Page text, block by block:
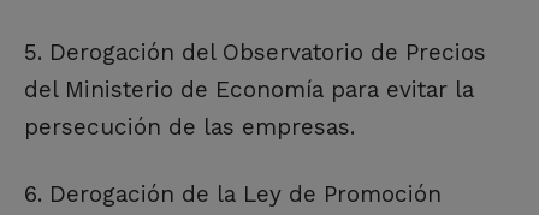
5. Derogación del Observatorio de Precios
del Ministerio de Economía para evitar la
persecución de las empresas.
6. Derogación de la Ley de Promoción